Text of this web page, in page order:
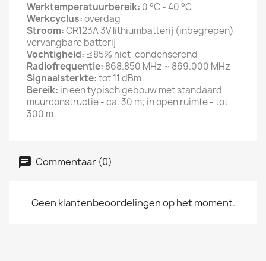
Werktemperatuurbereik: 0 °C - 40 °C
Werkcyclus:overdag
Stroom:CR123A 3V lithiumbatterij (inbegrepen)
vervangbare batterij
Vochtigheid: ≤85% niet-condenserend
Radiofrequentie: 868.850 MHz ~ 869.000 MHz
Signaalsterkte:tot 11 dBm
Bereik: in een typisch gebouw met standaard
muurconstructie - ca. 30 m; in open ruimte - tot
300 m
Commentaar (0)
Geen klantenbeoordelingen op het moment.